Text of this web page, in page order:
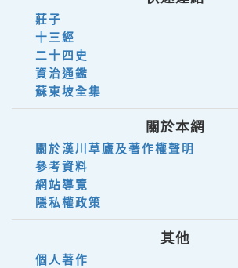
莊子
十三經
二十四史
資治通鑑
蘇東坡全集
關於本網
關於漢川草廬及著作權聲明
參考資料
網站導覽
隱私權政策
其他
個人著作